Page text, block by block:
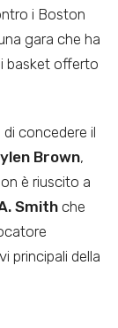
i Boston
gara che ha
basket offerto
concedere il
Brown,
è riuscito a
Smith che
principali della